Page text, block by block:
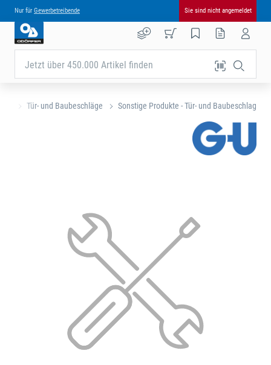
Nur für Gewerbetreibende Sie sind nicht angemeldet
Jetzt über 450.000 Artikel finden
Tür- und Baubeschläge Sonstige Produkte - Tür- und Baubeschlag